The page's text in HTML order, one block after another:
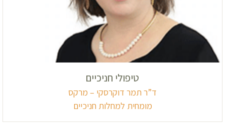
טיפולי חניכיים
ד”ר תמר דוקרסקי – מרקס
מומחית למחלות חניכיים